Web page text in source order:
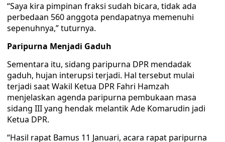
“Saya kira pimpinan fraksi sudah bicara, tidak ada
perbedaan 560 anggota pendapatnya memenuhi
sepenuhnya,” tuturnya.
Paripurna Menjadi Gaduh
Sementara itu, sidang paripurna DPR mendadak
gaduh, hujan interupsi terjadi. Hal tersebut mulai
terjadi saat Wakil Ketua DPR Fahri Hamzah
menjelaskan agenda paripurna pembukaan masa
sidang III yang hendak melantik Ade Komarudin jadi
Ketua DPR.
“Hasil rapat Bamus 11 Januari, acara rapat paripurna